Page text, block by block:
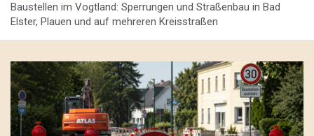
Baustellen im Vogtland: Sperrungen und Straßenbau in Bad
Elster, Plauen und auf mehreren Kreisstraßen